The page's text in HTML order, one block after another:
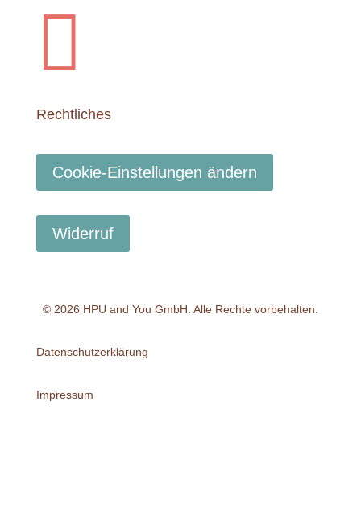

Rechtliches
Cookie-Einstellungen ändern
Widerruf
© 2026 HPU and You GmbH . Alle Rechte vorbehalten.
Datenschutzerklärung
Impressum